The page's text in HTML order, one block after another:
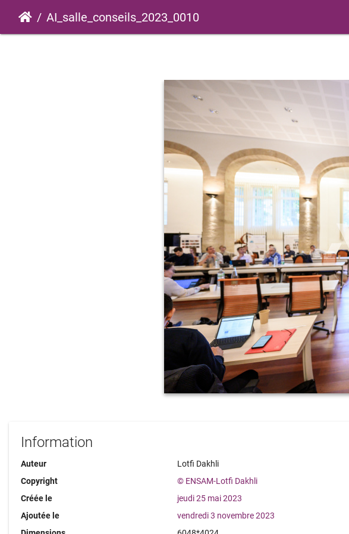
AI_salle_conseils_2023_0010
Information
Auteur
Lotfi Dakhli
Copyright
© ENSAM-Lotfi Dakhli
Créée le
jeudi 25 mai 2023
Ajoutée le
vendredi 3 novembre 2023